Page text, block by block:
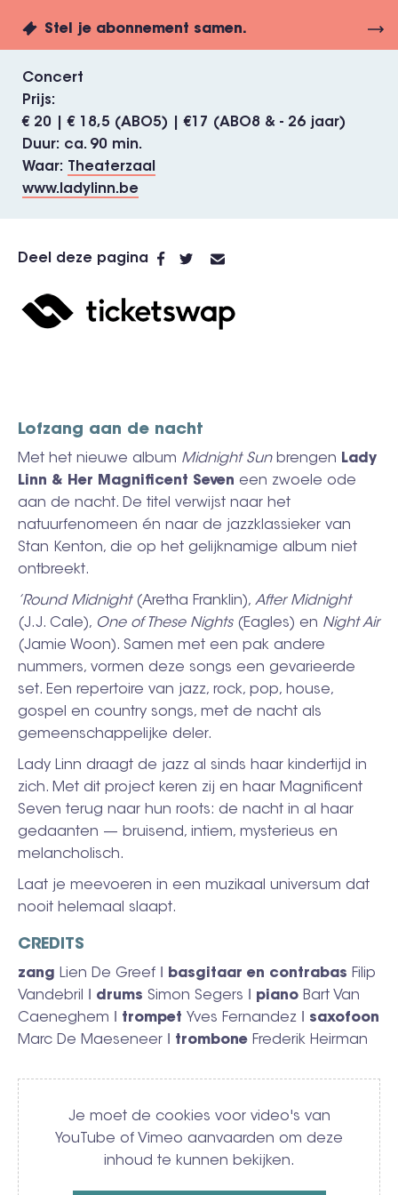
Stel je abonnement samen.
Concert
Prijs
€ 20 | € 18,5 (ABO5) | €17 (ABO8 & - 26 jaar)
Duur
ca. 90 min.
Waar
Theaterzaal
www.ladylinn.be
Deel deze pagina
Lofzang aan de nacht
Met het nieuwe album Midnight Sunbrengen Lady
Linn & Her Magnificent Seven een zwoele ode
aan de nacht. De titel verwijst naar het
natuurfenomeen én naar de jazzklassieker van
Stan Kenton, die op het gelijknamige album niet
ontbreekt.
’Round Midnight (Aretha Franklin), After Midnight
(J.J. Cale), One of These Nights(Eagles) en Night Air
(Jamie Woon). Samen met een pak andere
nummers, vormen deze songs een gevarieerde
set. Een repertoire van jazz, rock, pop, house,
gospel en country songs, met de nacht als
gemeenschappelijke deler.
Lady Linn draagt de jazz al sinds haar kindertijd in
zich. Met dit project keren zij en haar Magnificent
Seven terug naar hun roots: de nacht in al haar
gedaanten — bruisend, intiem, mysterieus en
melancholisch.
Laat je meevoeren in een muzikaal universum dat
nooit helemaal slaapt.
CREDITS
zang Lien De Greef ǀ basgitaar en contrabas Filip
Vandebril ǀ drums Simon Segers ǀ piano Bart Van
Caeneghem ǀ trompet Yves Fernandez ǀ saxofoon
Marc De Maeseneer ǀ trombone Frederik Heirman
Video
Je moet de cookies voor video's van
YouTube of Vimeo aanvaarden om deze
inhoud te kunnen bekijken.